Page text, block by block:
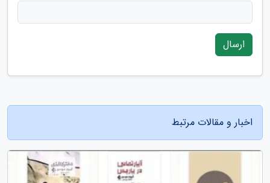
ارسال
اخبار و مقالات مرتبط